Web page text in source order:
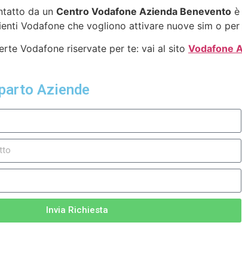
da un Centro Vodafone Azienda Benevento è
Vodafone che vogliono attivare nuove sim o
Vodafone riservate per te: vai al sito Vodafone
Aziende
Invia Richiesta